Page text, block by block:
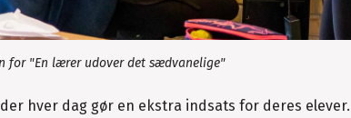
for "En lærer udover det sædvanelige"
hver dag gør en ekstra indsats for deres elever.